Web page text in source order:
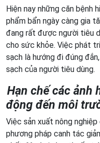
Hiện nay những căn bệnh
phẩm bẩn ngày càng gia
đang rất được người tiêu
cho sức khỏe. Việc phát
sạch là hướng đi đúng
sạch của người tiêu dùng.
Hạn chế các ảnh
động đến môi
Việc sản xuất nông
phương pháp canh tác